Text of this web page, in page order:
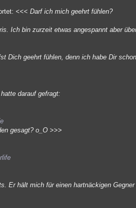
<<<Darf ich mich geehrt fühlen?
Ich bin zurzeit etwas angespannt aber
Dich geehrt fühlen, denn ich habe Dir
hatte darauf gefragt:
gesagt? o_O>>>
Er hält mich für einen hartnäckigen